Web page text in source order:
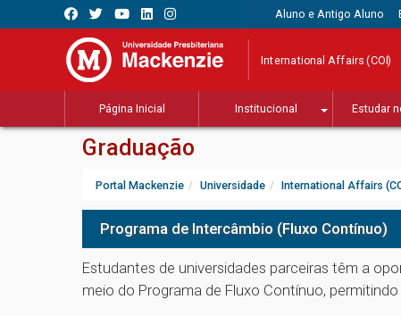
Aluno e Antigo Aluno
International Affairs (COI)
Página Inicial Institucional Estudar
Graduação
Portal Mackenzie Universidade International Affairs
Programa de Intercâmbio (Fluxo Contínuo)
Estudantes de universidades parceiras têm a
meio do Programa de Fluxo Contínuo,